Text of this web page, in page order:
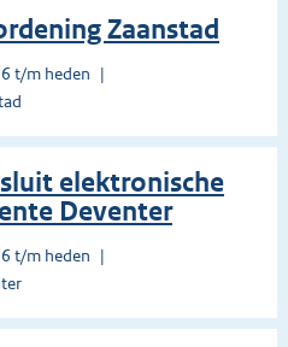
Zaanstad
t/m heden
elektronische
Deventer
t/m heden